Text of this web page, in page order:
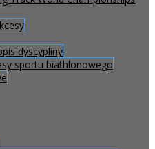
dyscypliny
sportu biathlonowego